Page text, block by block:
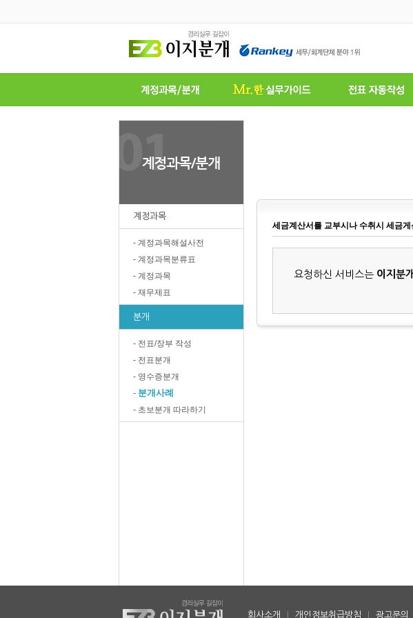
계정과목
- 계정과목해설사전
- 계정과목분류표
- 계정과목
- 재무제표
분개
- 전표/장부 작성
- 전표분개
- 영수증분개
- 분개사례
- 초보분개 따라하기
세금계산서를 교부시나 수취시 세금
요청하신 서비스는 이지분
회사소개 개인정보취급방침 광고문의